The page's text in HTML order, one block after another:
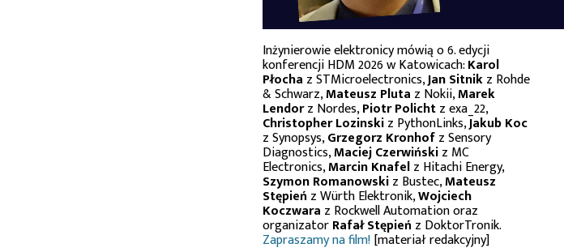
Inżynierowie elektronicy mówią o 6. edycji
konferencji HDM 2026 w Katowicach:Karol
Płocha z STMicroelectronics,Jan Sitnikz Rohde
& Schwarz,Mateusz Pluta z Nokii,Marek
Lendorz Nordes,Piotr Polichtz exa_22,
Christopher Lozinskiz PythonLinks,Jakub Koc
z Synopsys,Grzegorz Kronhofz Sensory
Diagnostics,Maciej Czerwińskiz MC
Electronics,Marcin Knafelz Hitachi Energy,
Szymon Romanowskiz Bustec,Mateusz
Stępień z Würth Elektronik,Wojciech
Koczwara z Rockwell Automation oraz
organizatorRafał Stępień z DoktorTronik.
Zapraszamy na film![materiał redakcyjny]